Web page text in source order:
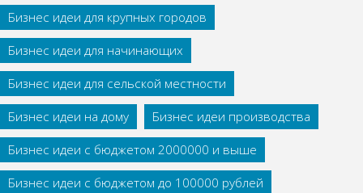
Бизнес идеи для крупных городов
Бизнес идеи для начинающих
Бизнес идеи для сельской местности
Бизнес идеи на дому
Бизнес идеи производства
Бизнес идеи с бюджетом 2000000 и выше
Бизнес идеи с бюджетом до 100000 рублей